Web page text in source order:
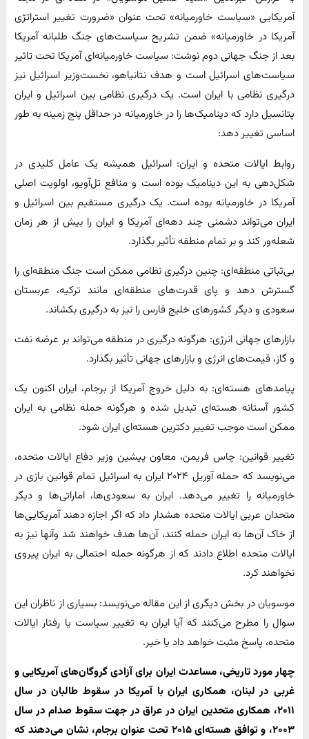
آمریکایی «سیاست خاورمیانه» تحت عنوان «ضرورت تغییر استراتژی
آمریکا در خاورمیانه» ضمن تشریح سیاست‌های جنگ طلبانه آمریکا
بعد از جنگ جهانی دوم نوشت: سیاست خاورمیانه‌ای آمریکا تحت تاثیر
سیاست‌های اسرائیل است و هدف نتانیاهو، نخست‌وزیر اسرائیل نیز
درگیری نظامی با ایران است. یک درگیری نظامی بین اسرائیل و ایران
پتانسیل دارد که دینامیک‌ها را در خاورمیانه در حداقل پنج زمینه به طور
اساسی تغییر دهد:
روابط ایالات متحده و ایران: اسرائیل همیشه یک عامل کلیدی در
شکل‌دهی به این دینامیک بوده است و منافع تل‌آویو، اولویت اصلی
آمریکا در خاورمیانه بوده است. یک درگیری مستقیم بین اسرائیل و
ایران می‌تواند دشمنی چند دهه‌ای آمریکا و ایران را بیش از هر زمان
شعله‌ور کند و بر تمام منطقه تأثیر بگذارد.
بی‌ثباتی منطقه‌ای: چنین درگیری نظامی ممکن است جنگ منطقه‌ای را
گسترش دهد و پای قدرت‌های منطقه‌ای مانند ترکیه، عربستان
سعودی و دیگر کشورهای خلیج فارس را نیز به درگیری بکشاند.
بازارهای جهانی انرژی: هرگونه درگیری در منطقه می‌تواند بر عرضه نفت
و گاز، قیمت‌های انرژی و بازارهای جهانی تأثیر بگذارد.
پیامدهای هسته‌ای: به دلیل خروج آمریکا از برجام، ایران اکنون یک
کشور آستانه هسته‌ای تبدیل شده و هرگونه حمله نظامی به ایران
ممکن است موجب تغییر دکترین هسته‌ای ایران شود.
تغییر قوانین: چاس فریمن، معاون پیشین وزیر دفاع ایالات متحده،
می‌نویسد که حمله آوریل ۲۰۲۴ ایران به اسرائیل تمام قوانین بازی در
خاورمیانه را تغییر می‌دهد. ایران به سعودی‌ها، اماراتی‌ها و دیگر
متحدان عربی ایالات متحده هشدار داد که اگر اجازه دهند آمریکایی‌ها
از خاک آن‌ها به ایران حمله کنند، آن‌ها هدف خواهند شد وآنها نیز به
ایالات متحده اطلاع دادند که از هرگونه حمله احتمالی به ایران پیروی
نخواهند کرد.
موسویان در بخش دیگری از این مقاله می‌نویسد: بسیاری از ناظران این
سوال را مطرح می‌کنند که آیا ایران به تغییر سیاست یا رفتار ایالات
متحده، پاسخ مثبت خواهد داد یا خیر.
چهار مورد تاریخی، مساعدت ایران برای آزادی گروگان‌های آمریکایی و
غربی در لبنان، همکاری ایران با آمریکا در سقوط طالبان در سال
۲۰۱۱، همکاری متحدین ایران در عراق در جهت سقوط صدام در سال
۲۰۰۳، و توافق هسته‌ای ۲۰۱۵ تحت عنوان برجام، نشان می‌دهند که